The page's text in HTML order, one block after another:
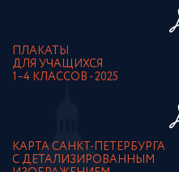
ПЛАКАТЫ
ДЛЯ УЧАЩИХСЯ
1–4 КЛАССОВ - 2025
КАРТА САНКТ-ПЕТЕРБУРГА
С ДЕТАЛИЗИРОВАННЫМ